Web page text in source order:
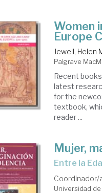
Women
Europe
Jewell, Helen
Palgrave
Recent
latest
for the
textbook,
reader ...
Mujer,
entre la
Coordinador/
Universidad